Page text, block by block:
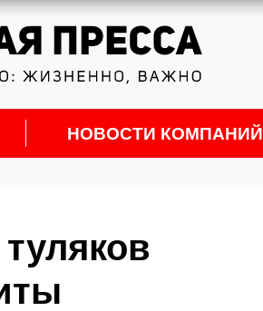
НОВОСТИ КОМПАНИЙ